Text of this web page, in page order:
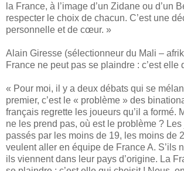
la France, à l’image d’un Zidane ou d’un
respecter le choix de chacun. C’est une
personnelle et de cœur. »
Alain Giresse (sélectionneur du Mali –
France ne peut pas se plaindre : c’est elle
« Pour moi, il y a deux débats qui se
premier, c’est le « problème » des
français regrette les joueurs qu’il a formé.
ne les prend pas, où est le problème ?
passés par les moins de 19, les moins de
veulent aller en équipe de France A. S’ils
ils viennent dans leur pays d’origine. La